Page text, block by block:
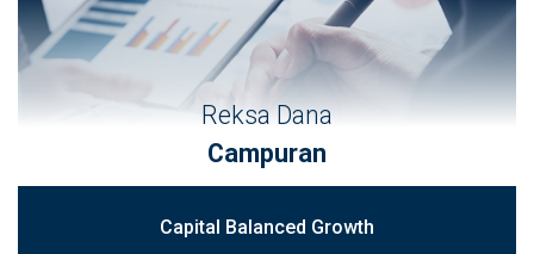
Reksa Dana
Campuran
Capital Balanced Growth